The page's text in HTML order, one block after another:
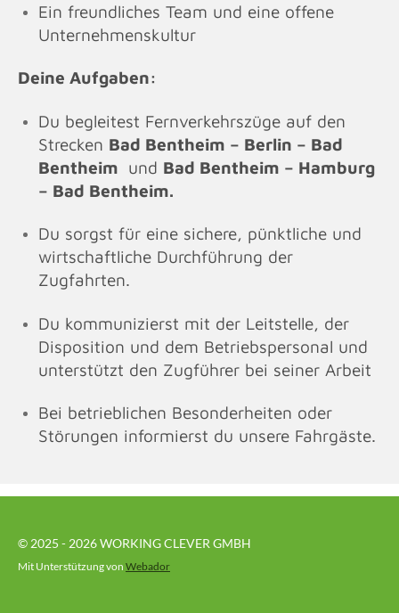
Ein freundliches Team und eine offene
Unternehmenskultur
Deine Aufgaben:
Du begleitest Fernverkehrszüge auf den
Strecken Bad Bentheim – Berlin – Bad
Bentheim und Bad Bentheim – Hamburg
– Bad Bentheim.
Du sorgst für eine sichere, pünktliche und
wirtschaftliche Durchführung der
Zugfahrten.
Du kommunizierst mit der Leitstelle, der
Disposition und dem Betriebspersonal und
unterstützt den Zugführer bei seiner Arbeit
Bei betrieblichen Besonderheiten oder
Störungen informierst du unsere Fahrgäste.
© 2025 - 2026 WORKING CLEVER GMBH
Mit Unterstützung von Webador